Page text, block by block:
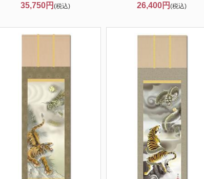
35,750円 (税込) 26,400円 (税込)